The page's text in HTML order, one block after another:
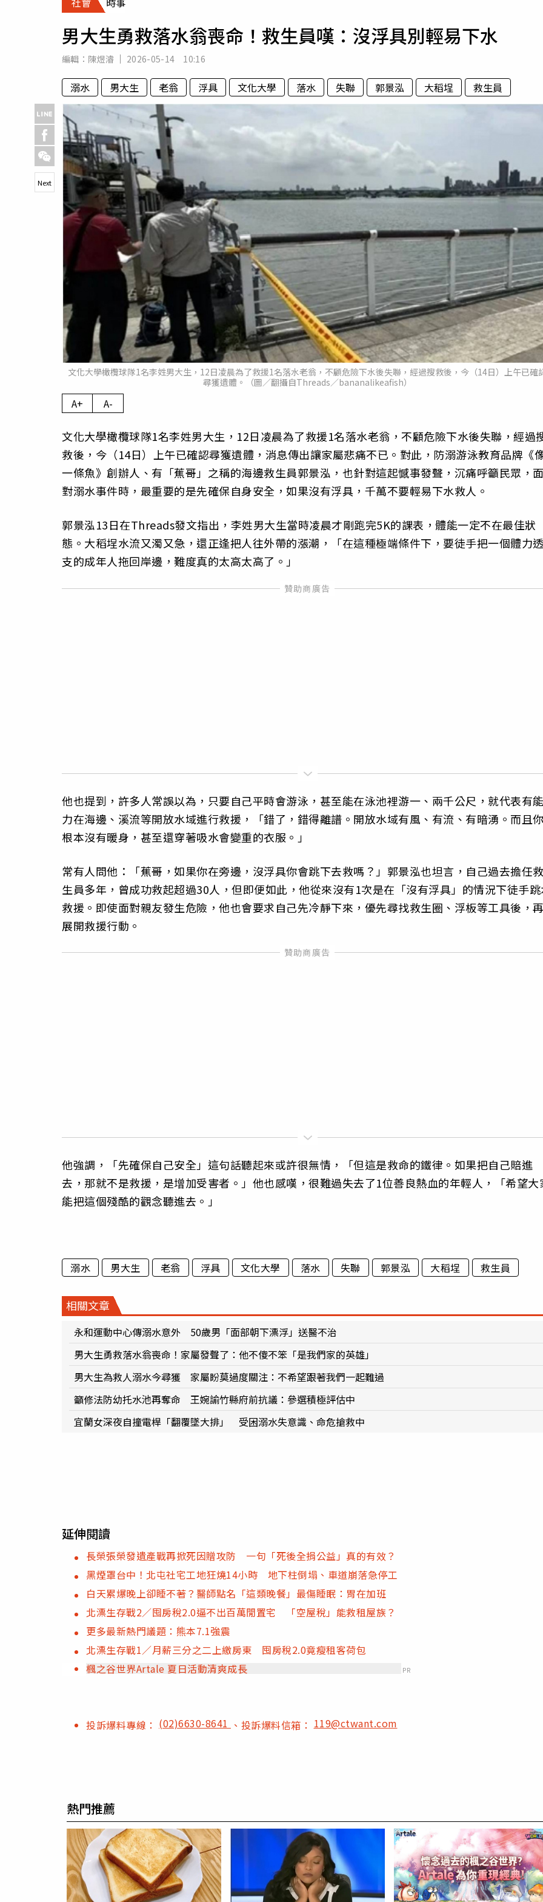
專欄
房產新勢力
運勢
梅酒
男大生勇救落水翁喪命！救生員嘆：沒浮具別輕易下水
編輯： 陳煜濬 2026-05-14 10:16
溺水 男大生 老翁 浮具 文化大學 落水 失聯 郭景泓 大稻埕 救生員
文化大學橄欖球隊1名李姓男大生，12日凌晨為了救援1名落水老翁，不顧危險下水後失聯，經過搜救後，今（14日）上午已確
尋獲遺體。（圖／翻攝自Threads／bananalikeafish）
Next
A+ A-
文化大學橄欖球隊1名李姓男大生，12日凌晨為了救援1名落水老翁，不顧危險下水後失聯，經過
救後，今（14日）上午已確認尋獲遺體，消息傳出讓家屬悲痛不已。對此，防溺游泳教育品牌《
一條魚》創辦人、有「蕉哥」之稱的海邊救生員郭景泓，也針對這起憾事發聲，沉痛呼籲民眾，
對溺水事件時，最重要的是先確保自身安全，如果沒有浮具，千萬不要輕易下水救人。
郭景泓13日在Threads發文指出，李姓男大生當時凌晨才剛跑完5K的課表，體能一定不在最佳狀
態。大稻埕水流又濁又急，還正逢把人往外帶的漲潮，「在這種極端條件下，要徒手把一個體力
支的成年人拖回岸邊，難度真的太高太高了。」
他也提到，許多人常誤以為，只要自己平時會游泳，甚至能在泳池裡游一、兩千公尺，就代表有
力在海邊、溪流等開放水域進行救援，「錯了，錯得離譜。開放水域有風、有流、有暗湧。而且
根本沒有暖身，甚至還穿著吸水會變重的衣服。」
常有人問他：「蕉哥，如果你在旁邊，沒浮具你會跳下去救嗎？」郭景泓也坦言，自己過去擔任
生員多年，曾成功救起超過30人，但即便如此，他從來沒有1次是在「沒有浮具」的情況下徒手
救援。即使面對親友發生危險，他也會要求自己先冷靜下來，優先尋找救生圈、浮板等工具後，
展開救援行動。
他強調，「先確保自己安全」這句話聽起來或許很無情，「但這是救命的鐵律。如果把自己賠進
去，那就不是救援，是增加受害者。」他也感嘆，很難過失去了1位善良熱血的年輕人，「希望大
能把這個殘酷的觀念聽進去。」
溺水 男大生 老翁 浮具 文化大學 落水 失聯 郭景泓 大稻埕 救生員
相關文章
永和運動中心傳溺水意外 50歲男「面部朝下漂浮」送醫不治
男大生勇救落水翁喪命！家屬發聲了：他不傻不笨「是我們家的英雄」
男大生為救人溺水今尋獲 家屬盼莫過度關注：不希望跟著我們一起難過
籲修法防幼托水池再奪命 王婉諭竹縣府前抗議：參選積極評估中
宜蘭女深夜自撞電桿「翻覆墜大排」 受困溺水失意識、命危搶救中
延伸閱讀
長榮張榮發遺產戰再掀死因贈攻防 一句「死後全捐公益」真的有效？
黑煙罩台中！北屯社宅工地狂燒14小時 地下柱倒塌、車道崩落急停工
白天累爆晚上卻睡不著？醫師點名「這類晚餐」最傷睡眠：胃在加班
北漂生存戰2／囤房稅2.0逼不出百萬閒置宅 「空屋稅」能救租屋族？
更多最新熱門議題：熊本7.1強震
北漂生存戰1／月薪三分之二上繳房東 囤房稅2.0竟瘦租客荷包
楓之谷世界Artale 夏日活動清爽成長
PR
投訴爆料專線： (02)6630-8641 、投訴爆料信箱：119@ctwant.com
熱門推薦
PR